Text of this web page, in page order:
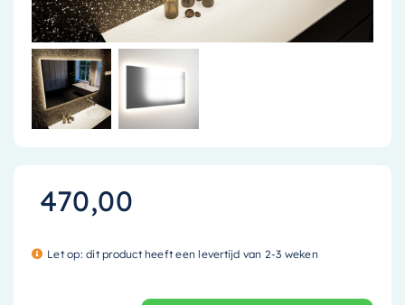
470,00
Let op: dit product heeft een levertijd van 2-3 weken